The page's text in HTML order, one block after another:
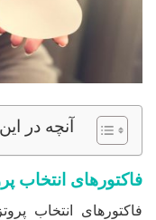
آنچه در
فاکتورهای انتخاب
فاکتورهای انتخاب